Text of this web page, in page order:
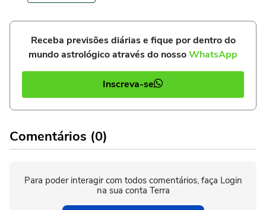
Receba previsões diárias e fique por dentro do
mundo astrológico através do nossoWhatsApp
Inscreva-se
Comentários (0)
Para poder interagir com todos comentários, faça Login
na sua conta Terra